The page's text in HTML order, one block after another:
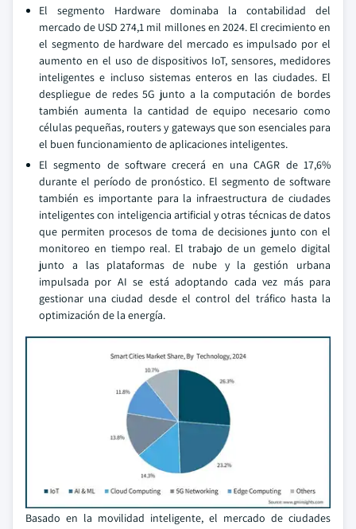
El segmento Hardware dominaba la contabilidad del
mercado de USD 274,1 mil millones en 2024. El crecimiento en
el segmento de hardware del mercado es impulsado por el
aumento en el uso de dispositivos IoT, sensores, medidores
inteligentes e incluso sistemas enteros en las ciudades. El
despliegue de redes 5G junto a la computación de bordes
también aumenta la cantidad de equipo necesario como
células pequeñas, routers y gateways que son esenciales para
el buen funcionamiento de aplicaciones inteligentes.
El segmento de software crecerá en una CAGR de 17,6%
durante el período de pronóstico. El segmento de software
también es importante para la infraestructura de ciudades
inteligentes con inteligencia artificial y otras técnicas de datos
que permiten procesos de toma de decisiones junto con el
monitoreo en tiempo real. El trabajo de un gemelo digital
junto a las plataformas de nube y la gestión urbana
impulsada por AI se está adoptando cada vez más para
gestionar una ciudad desde el control del tráfico hasta la
optimización de la energía.
Basado en la movilidad inteligente, el mercado de ciudades